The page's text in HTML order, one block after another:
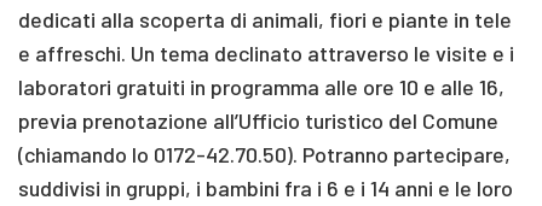
dedicati alla scoperta di animali, fiori e piante in tele
e affreschi. Un tema declinato attraverso le visite e i
laboratori gratuiti in programma alle ore 10 e alle 16,
previa prenotazione all’Ufficio turistico del Comune
(chiamando lo 0172-42.70.50). Potranno partecipare,
suddivisi in gruppi, i bambini fra i 6 e i 14 anni e le loro